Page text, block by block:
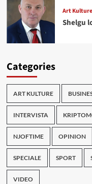
Art Kulture
Shelgu
Categories
ART KULTURE
INTERVISTA
NJOFTIME OPINION
SPECIALE SPORT
VIDEO